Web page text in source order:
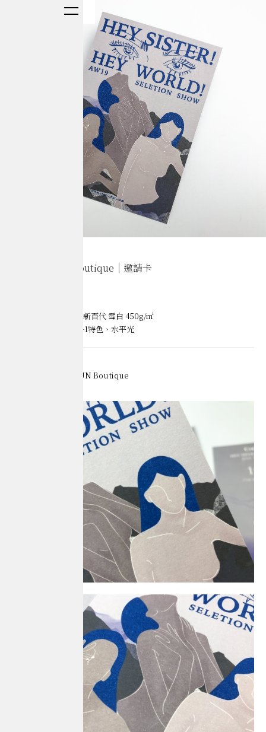
CHENCHUN Boutique｜邀請卡
材質｜長瑩國際 英國新百代 雪白 450g/㎡
印刷｜平版印刷 4色+1特色、水平光
Client｜CHENCHUN Boutique